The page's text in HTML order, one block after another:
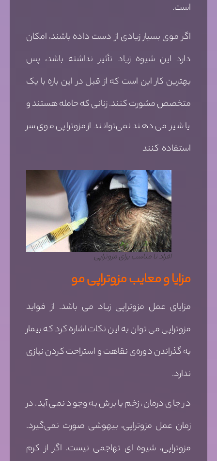
است.
اگر موی بسیار زیادی از دست داده باشند، امکان
دارد این شیوه زیاد تأثیر نداشته باشد، پس
بهترین کار این است که از قبل در این باره با یک
متخصص مشورت کنند. زنانی که حامله هستند و
یا شیر می دهند نمی‌توانند از مزوتراپی موی سر
استفاده کنند
افراد نا مناسب برای مزوتراپی
مزایا و معایب مزوتراپی مو
مزایای عمل مزوتراپی زیاد می باشد. از فواید
مزوتراپی می توان به این نکات اشاره کرد که بیمار
به گذراندن دوره‌ی نقاهت و استراحت کردن نیازی
ندارد.
در جای درمان، زخم یا برش به وجود نمی آید. در
زمان عمل مزوتراپی، بیهوشی صورت نمی‌گیرد.
مزوتراپی، شیوه ای تهاجمی نیست. اگر از کرم